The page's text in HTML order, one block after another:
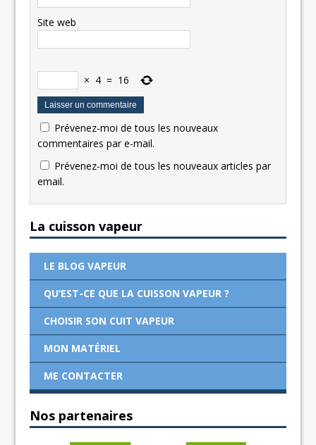
Site web
× 4 = 16
Prévenez-moi de tous les nouveaux
commentaires par e-mail.
Prévenez-moi de tous les nouveaux articles par
email.
La cuisson vapeur
LE BLOG VAPEUR
QU’EST-CE QUE LA CUISSON VAPEUR ?
CHOISIR SON CUIT VAPEUR
MON MATÉRIEL
ME CONTACTER
Nos partenaires